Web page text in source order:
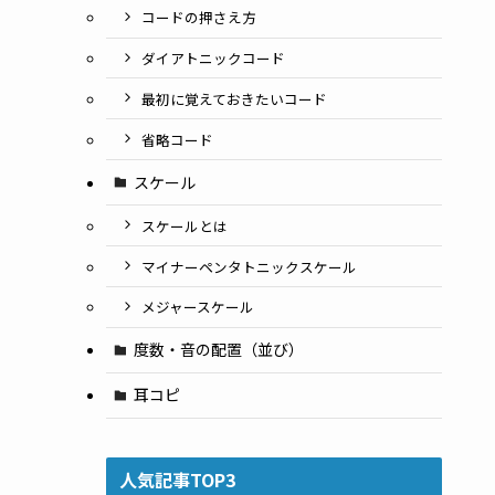
コードの押さえ方
ダイアトニックコード
最初に覚えておきたいコード
省略コード
スケール
スケールとは
マイナーペンタトニックスケール
メジャースケール
度数・音の配置（並び）
耳コピ
人気記事TOP3